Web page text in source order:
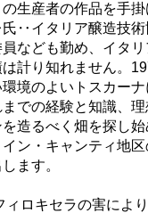
生産者の作品を手掛
氏‥イタリア醸造技
なども勤め、イタ
計り知れません。
境のよいトスカー
での経験と知識、
造るべく畑を探し
ン・キャンティ地
ます。
ィロキセラの害によ